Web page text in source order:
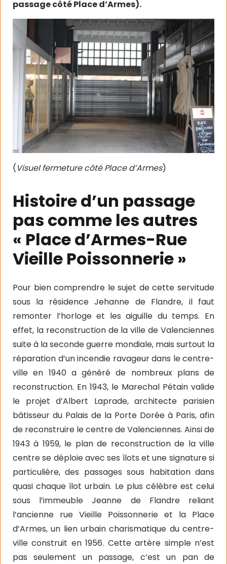
passage côté Place d’Armes).
(Visuel fermeture côté Place d’Armes)
Histoire d’un passage
pas comme les autres
« Place d’Armes-Rue
Vieille Poissonnerie »
Pour bien comprendre le sujet de cette servitude
sous la résidence Jehanne de Flandre, il faut
remonter l’horloge et les aiguille du temps. En
effet, la reconstruction de la ville de Valenciennes
suite à la seconde guerre mondiale, mais surtout la
réparation d’un incendie ravageur dans le centre-
ville en 1940 a généré de nombreux plans de
reconstruction. En 1943, le Marechal Pétain valide
le projet d’Albert Laprade, architecte parisien
bâtisseur du Palais de la Porte Dorée à Paris, afin
de reconstruire le centre de Valenciennes. Ainsi de
1943 à 1959, le plan de reconstruction de la ville
centre se déploie avec ses îlots et une signature si
particulière, des passages sous habitation dans
quasi chaque îlot urbain. Le plus célèbre est celui
sous l’immeuble Jeanne de Flandre reliant
l’ancienne rue Vieille Poissonnerie et la Place
d’Armes, un lien urbain charismatique du centre-
ville construit en 1956. Cette artère simple n’est
pas seulement un passage, c’est un pan de